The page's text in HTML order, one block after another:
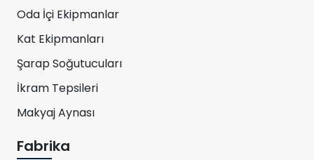
Oda İçi Ekipmanlar
Kat Ekipmanları
Şarap Soğutucuları
İkram Tepsileri
Makyaj Aynası
Fabrika